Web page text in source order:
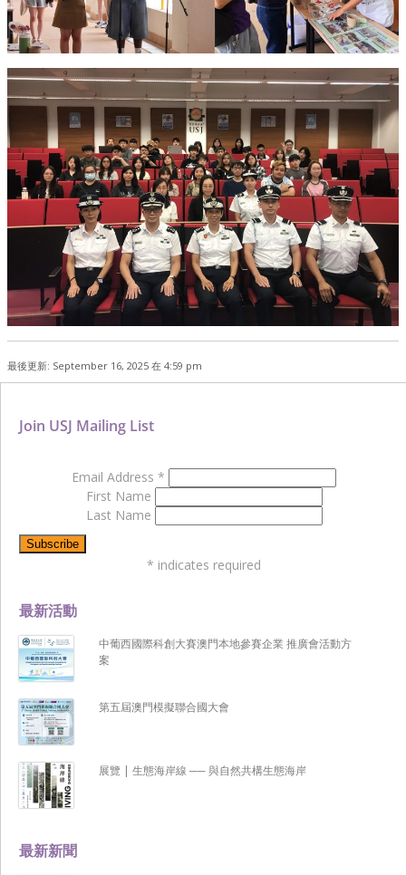
最後更新: September 16, 2025 在 4:59 pm
最新新聞
最新活動
中葡西國際科創大賽澳門本地參賽企業 推廣會活動方
案
第五屆澳門模擬聯合國大會
展覽 | 生態海岸線 ── 與自然共構生態海岸
Join USJ Mailing List
Email Address *
First Name
Last Name
* indicates required